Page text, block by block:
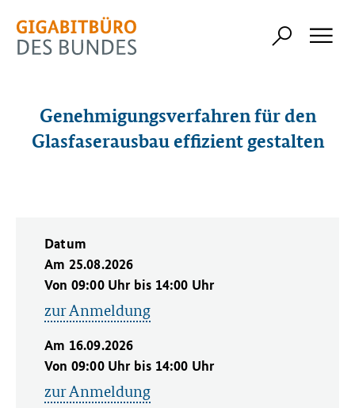
Genehmigungsverfahren für den
Glasfaserausbau effizient gestalten
Datum
Am 25.08.2026
Von 09:00 Uhr bis 14:00 Uhr
zur Anmeldung
Am 16.09.2026
Von 09:00 Uhr bis 14:00 Uhr
zur Anmeldung